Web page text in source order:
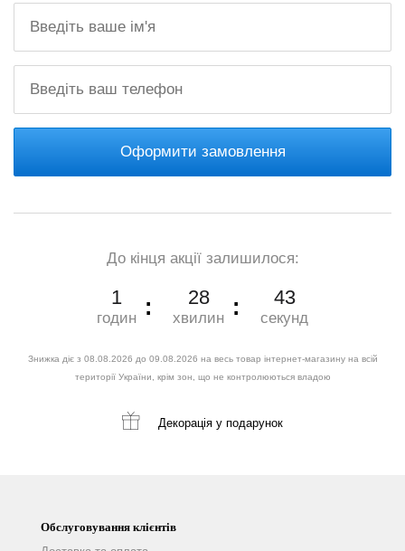
Оформити замовлення
До кінця акції залишилося:
1
годин
28
хвилин
42
секунд
Знижка діє з 08.08.2026 до 09.08.2026 на весь товар інтернет-магазину на всій
території України, крім зон, що не контролюються владою
Декорація у подарунок
Обслуговування клієнтів